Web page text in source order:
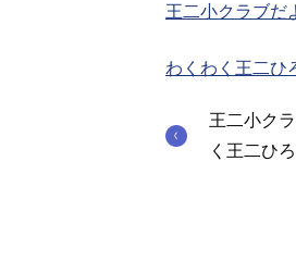
王二小クラブだ
わくわく王二ひ
王二小ク
く王二ひ